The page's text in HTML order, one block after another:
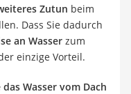
Zutun beim
Dass Sie dadurch
an Wasser zum
einzige Vorteil.
Wasser vom Dach